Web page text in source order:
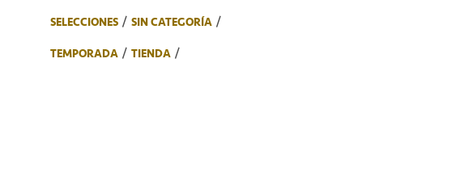
SELECCIONES
SIN CATEGORÍA
TEMPORADA
TIENDA